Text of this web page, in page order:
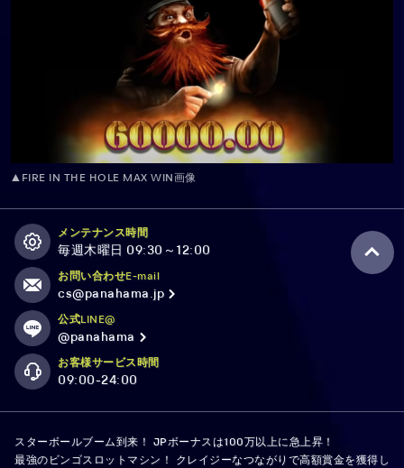
▲FIRE IN THE HOLE MAX WIN画像
メンテナンス時間
毎週木曜日 09:30～12:00
お問い合わせE-mail
cs@panahama.jp
公式LINE@
@panahama
お客様サービス時間
09:00-24:00
スターボールブーム到来！ JPボーナスは100万以上に急上昇！
最強のビンゴスロットマシン！ クレイジーなつながりで高額賞金を獲得し